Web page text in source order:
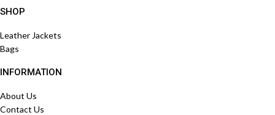
SHOP
Leather Jackets
Bags
INFORMATION
About Us
Contact Us